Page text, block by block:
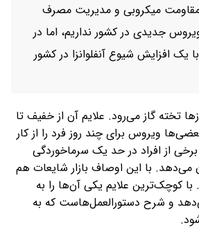
میکروبی و مدیریت مصرف
جدیدی در کشور نداریم، اما در
یک افزایش شیوع آنفلوانزا در کشور
تخته گاز می‌رود. علایم آن از خفیف تا
ویروس برای چند روز فرد را از کار
از افراد در حد یک سرماخوردگی
با این اوصاف بازار شایعات هم
کوچک‌ترین علایم یکی آن‌ها را به
و شرح دستورالعمل‌هاست که به